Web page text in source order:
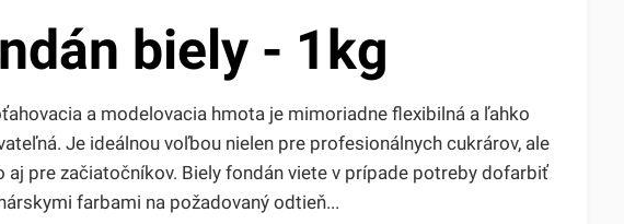
biely - 1kg
a modelovacia hmota je mimoriadne flexibilná a ľahko
Je ideálnou voľbou nielen pre profesionálnych cukrárov, ale
aj pre začiatočníkov. Biely fondán viete v prípade potreby dofarbiť
farbami na požadovaný odtieň...